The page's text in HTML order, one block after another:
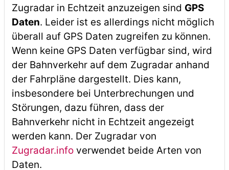
Zugradar in Echtzeit anzuzeigen sind GPS
Daten. Leider ist es allerdings nicht möglich
überall auf GPS Daten zugreifen zu können.
Wenn keine GPS Daten verfügbar sind, wird
der Bahnverkehr auf dem Zugradar anhand
der Fahrpläne dargestellt. Dies kann,
insbesondere bei Unterbrechungen und
Störungen, dazu führen, dass der
Bahnverkehr nicht in Echtzeit angezeigt
werden kann. Der Zugradar von
Zugradar.infoverwendet beide Arten von
Daten.